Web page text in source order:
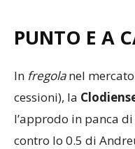
PUNTO E A
In fregolanel
cessioni), la
l’approdo in panca di
contro lo 0.5 di